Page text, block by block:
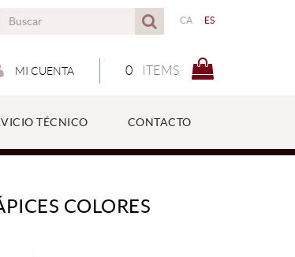
CA ES
0 ITEMS
MI CUENTA
TÉCNICO CONTACTO
COLORES